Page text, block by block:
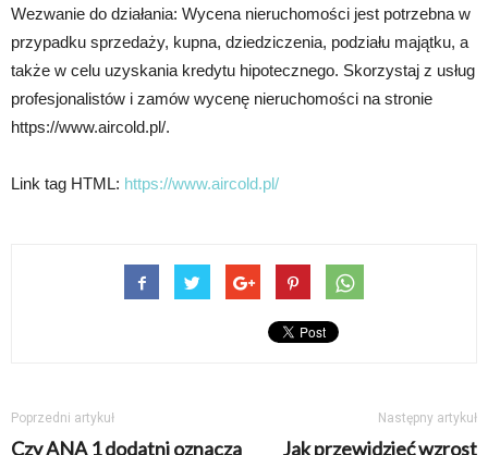
Wezwanie do działania: Wycena nieruchomości jest potrzebna w
przypadku sprzedaży, kupna, dziedziczenia, podziału majątku, a
także w celu uzyskania kredytu hipotecznego. Skorzystaj z usług
profesjonalistów i zamów wycenę nieruchomości na stronie
https://www.aircold.pl/.
Link tag HTML: https://www.aircold.pl/
Poprzedni artykuł
Czy ANA 1 dodatni oznacza
Następny artykuł
Jak przewidzieć wzrost